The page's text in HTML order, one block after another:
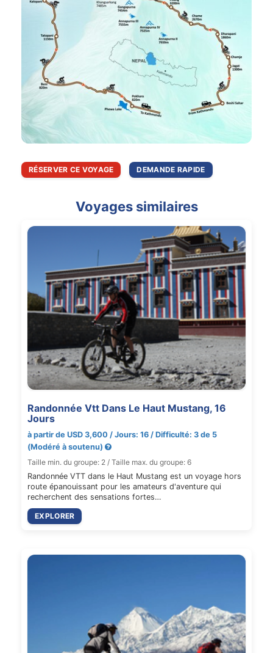
RÉSERVER CE VOYAGE DEMANDE RAPIDE
Voyages similaires
Randonnée Vtt Dans Le Haut Mustang, 16
Jours
à partir de USD 3,600 / Jours: 16 / Difficulté: 3 de 5
(Modéré à soutenu)
Taille min. du groupe: 2 / Taille max. du groupe: 6
Randonnée VTT dans le Haut Mustang est un voyage hors
route épanouissant pour les amateurs d'aventure qui
recherchent des sensations fortes…
EXPLORER